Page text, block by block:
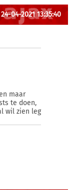
24-04-2021 13:35:40
maar
te doen,
wil zien leg